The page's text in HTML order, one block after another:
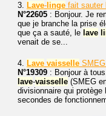
3. Lave- linge fait sauter
N°22605 : Bonjour. Je
que je branche la prise
que ça a sauté, le lave
venait de se...
4. Lave vaisselle
N°19309 : Bonjour à
lave-vaisselle (SMEG
divisionnaire qui
secondes de